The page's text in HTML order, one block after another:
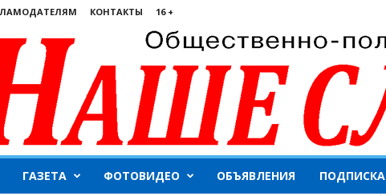
КОНТАКТЫ 16 +
ГАЗЕТА ФОТОВИДЕО ОБЪЯВЛЕНИЯ ПОДПИСКА